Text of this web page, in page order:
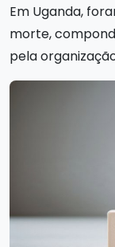
Em Uganda,
morte,
pela